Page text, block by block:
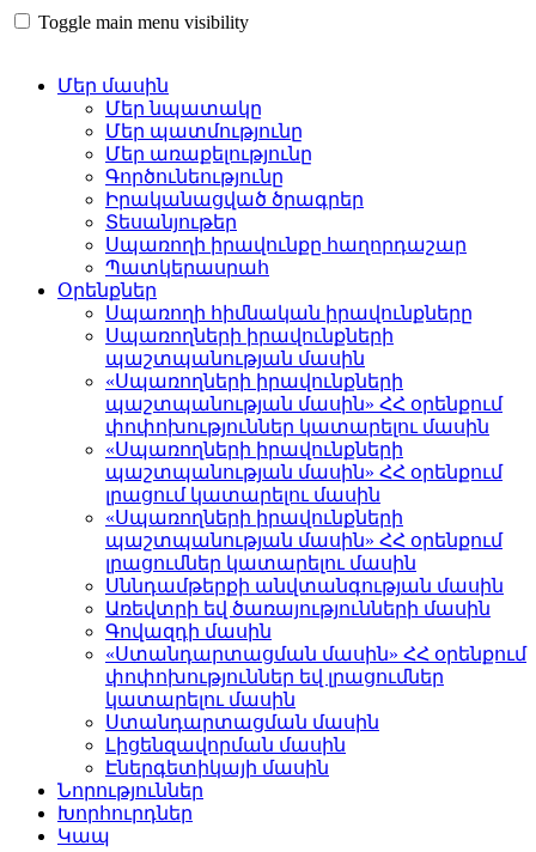
Toggle main menu visibility
Մեր մասին
Մեր նպատակը
Մեր պատմությունը
Մեր առաքելությունը
Գործունեությունը
Իրականացված ծրագրեր
Տեսանյութեր
Սպառողի իրավունքը հաղորդաշար
Պատկերասրահ
Օրենքներ
Սպառողի հիմնական իրավունքները
Սպառողների իրավունքների
պաշտպանության մասին
«Սպառողների իրավունքների
պաշտպանության մասին» ՀՀ օրենքում
փոփոխություններ կատարելու մասին
«Սպառողների իրավունքների
պաշտպանության մասին» ՀՀ օրենքում
լրացում կատարելու մասին
«Սպառողների իրավունքների
պաշտպանության մասին» ՀՀ օրենքում
լրացումներ կատարելու մասին
Սննդամթերքի անվտանգության մասին
Առեվտրի եվ ծառայությունների մասին
Գովազդի մասին
«Ստանդարտացման մասին» ՀՀ օրենքում
փոփոխություններ եվ լրացումներ
կատարելու մասին
Ստանդարտացման մասին
Լիցենզավորման մասին
Էներգետիկայի մասին
Նորություններ
Խորհուրդներ
Կապ